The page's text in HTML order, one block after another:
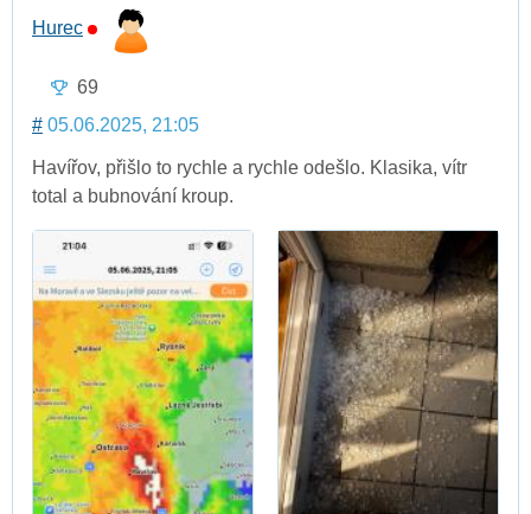
Hurec
69
# 05.06.2025, 21:05
Havířov, přišlo to rychle a rychle odešlo. Klasika, vítr
total a bubnování kroup.